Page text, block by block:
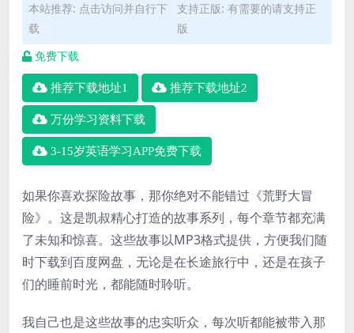
本站推荐: 点击访问并自行下
载
支持正版: 有需要的请支持正
版
免费下载
推荐下载地址1 推荐下载地址2
万份学习资料下载
3-15岁英语学习APP免费下载
如果你喜欢探险故事，那你绝对不能错过《荒野大冒
险》。这是凯叔精心打造的故事系列，每个章节都充满
了未知和惊喜。这些故事以MP3格式提供，方便我们随
时下载到百度网盘，无论是在长途旅行中，还是在孩子
们的睡前时光，都能随时聆听。
我自己也是这些故事的忠实听众，每次听都能被带入那